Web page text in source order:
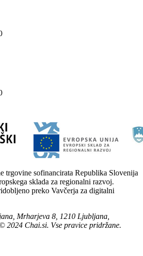
trgovine sofinancirata Republika Slovenija
sklada za regionalni razvoj.
preko Vavčerja za digitalni
Mrharjeva 8, 1210 Ljubljana,
2024 Chai.si. Vse pravice pridržane.